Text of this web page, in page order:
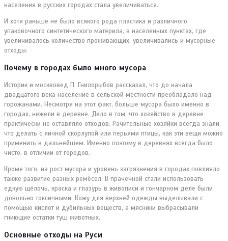
населения в русских городах стала увеличиваться.
И хотя раньше не было всякого рода пластика и различного
упаковочного синтетического материла, в населенных пунктах, где
увеличивалось количество проживающих, увеличивались и мусорные
отходы.
Почему в городах было много мусора
Историк и москвовед П. Гнилорыбов рассказал, что до начала
двадцатого века население в сельской местности преобладало над
горожанами. Несмотря на этот факт, больше мусора было именно в
городах, нежели в деревне. Дело в том, что хозяйство в деревне
практически не оставляло отходов. Рачительные хозяйки всегда знали,
что делать с яичной скорлупой или перьями птицы, как эти вещи можно
применить в дальнейшем. Именно поэтому в деревнях всегда было
чисто, в отличии от городов.
Кроме того, на рост мусора и уровень загрязнения в городах повлияло
также развитие разных ремёсел. В прачечной стали использовать
едкую щёлочь, краска и глазурь в живописи и гончарном деле были
довольно токсичными. Кожу для верхней одежды выделывали с
помощью кислот и дубильных веществ, а мясники выбрасывали
гниющие остатки туш животных.
Основные отходы на Руси